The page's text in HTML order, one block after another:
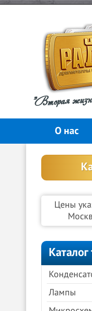
"Вторая
О нас
Цены
Лампы